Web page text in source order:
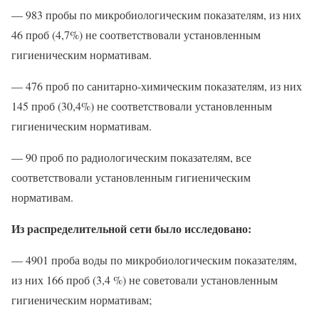
— 983 пробы по микробиологическим показателям, из них
46 проб (4,7%) не соответствовали установленным
гигиеническим нормативам.
— 476 проб по санитарно-химическим показателям, из них
145 проб (30,4%) не соответствовали установленным
гигиеническим нормативам.
— 90 проб по радиологическим показателям, все
соответствовали установленным гигиеническим
нормативам.
Из распределительной сети было исследовано:
— 4901 проба воды по микробиологическим показателям,
из них 166 проб (3,4 %) не советовали установленным
гигиеническим нормативам;